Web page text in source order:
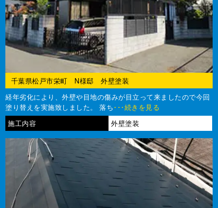
千葉県松戸市栄町 N様邸 外壁塗装
経年劣化により、外壁や目地の傷みが目立って来ましたので今回
塗り替えを実施致しました。 落ち･･･続きを見る
施工内容
外壁塗装